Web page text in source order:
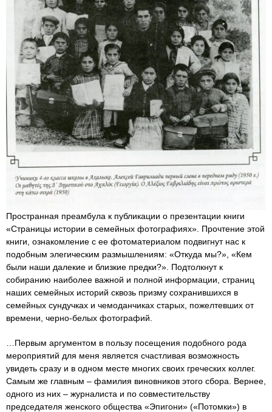
Пространная преамбула к публикации о презентации книги
«Страницы истории в семейных фотографиях». Прочтение этой
книги, ознакомление с ее фотоматериалом подвигнут нас к
подобным элегическим размышлениям: «Откуда мы?», «Кем
были наши далекие и близкие предки?». Подтолкнут к
собиранию наиболее важной и полной информации, страниц
наших семейных историй сквозь призму сохранившихся в
семейных сундучках и чемоданчиках старых, пожелтевших от
времени, черно-белых фотографий.
…Первым аргументом в пользу посещения подобного рода
мероприятий для меня является счастливая возможность
увидеть сразу и в одном месте многих своих греческих коллег.
Самым же главным – фамилия виновников этого сбора. Вернее,
одного из них – журналиста и по совместительству
председателя женского общества «Эпигони» («Потомки») в